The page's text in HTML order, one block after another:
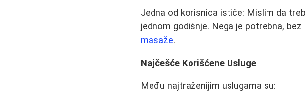
Jedna od korisnica ističe: Mislim da
jednom godišnje. Nega je potrebna,
masaže.
Najčešće Korišćene Usluge
Među najtraženijim uslugama su: